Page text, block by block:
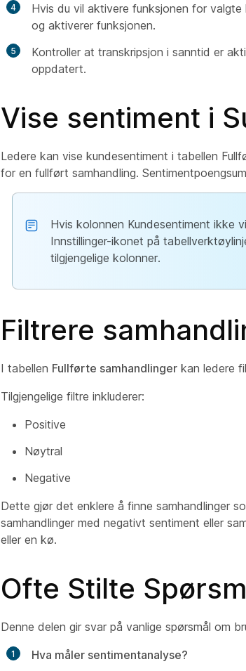
Hvis du vil aktivere funksjonen for
og aktiverer funksjonen.
Kontroller at transkripsjon i sanntid er
oppdatert.
Vise sentiment i
Ledere kan vise kundesentiment i tabellen
for en fullført samhandling.
Hvis kolonnen Kundesentiment ikke
Innstillinger-ikonet på
tilgjengelige kolonner.
Filtrere
I tabellen Fullførte samhandlinger kan ledere
Tilgjengelige filtre inkluderer:
Positive
Nøytral
Negative
Dette gjør det enklere å finne samhandlinger
samhandlinger med negativt sentiment eller
eller en kø.
Ofte Stilte
Denne delen gir svar på vanlige spørsmål om
Hva måler sentimentanalyse?